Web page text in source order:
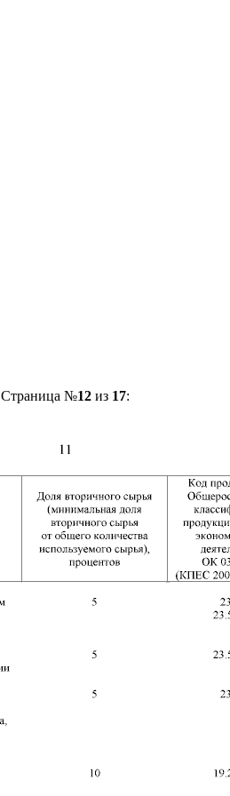
Страница №12из 17: